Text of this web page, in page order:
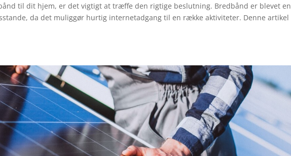
til dit hjem, er det vigtigt at træffe den rigtige beslutning. Bredbånd er blevet en
da det muliggør hurtig internetadgang til en række aktiviteter. Denne artikel